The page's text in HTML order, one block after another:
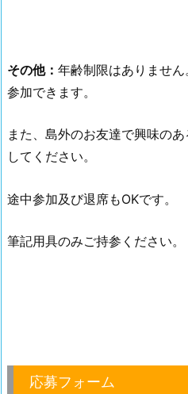
その他： 年齢制限はありませ
参加できます。
また、島外のお友達で興味の
してください。
途中参加及び退席もOKです。
筆記用具のみご持参ください。
応募フォーム